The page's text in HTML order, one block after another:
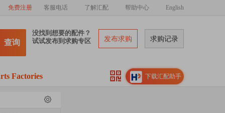
免费注册 客服电话 了解汇配 帮助中心 English
查询
没找到想要的配件？
试试发布到求购专区
发布求购 求购记录
Factories 下载汇配助手